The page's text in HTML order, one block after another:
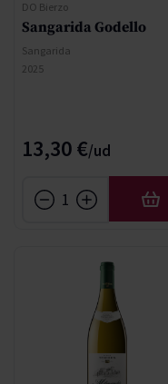
DO Bierzo
Sangarida Godello
Sangarida
2025
13,30 €